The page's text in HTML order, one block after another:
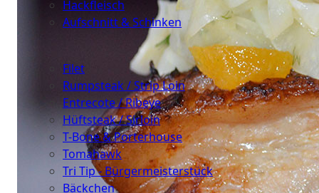
Hackfleisch
Aufschnitt & Schinken
Filet
Rumpsteak / Strip Loin
Entrecote / Ribeye
Hüftsteak / Sirloin
T-Bone & Porterhouse
Tomahawk
Tri Tip - Bürgermeisterstück
Bäckchen